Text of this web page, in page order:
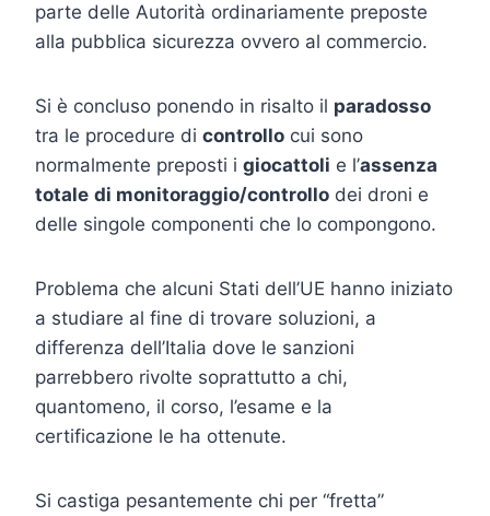
parte delle Autorità ordinariamente preposte
alla pubblica sicurezza ovvero al commercio.
Si è concluso ponendo in risalto il paradosso
tra le procedure di controllo cui sono
normalmente preposti i giocattoli e l’assenza
totale di monitoraggio/controllo dei droni e
delle singole componenti che lo compongono.
Problema che alcuni Stati dell’UE hanno iniziato
a studiare al fine di trovare soluzioni, a
differenza dell’Italia dove le sanzioni
parrebbero rivolte soprattutto a chi,
quantomeno, il corso, l’esame e la
certificazione le ha ottenute.
Si castiga pesantemente chi per “fretta”